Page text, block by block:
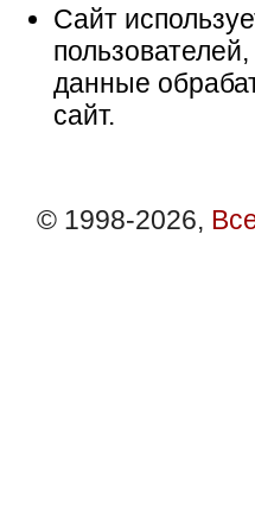
Сайт
данные
сайт.
© 1998-2026,